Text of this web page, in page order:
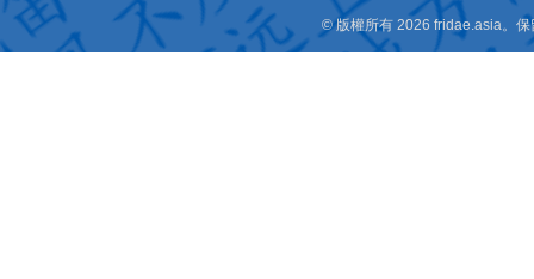
© 版權所有 2026 fridae.asia。